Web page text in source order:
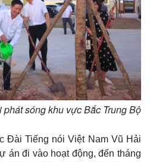
sóng khu vực Bắc Trung Bộ
Đài Tiếng nói Việt Nam Vũ Hải
án đi vào hoạt động, đến tháng